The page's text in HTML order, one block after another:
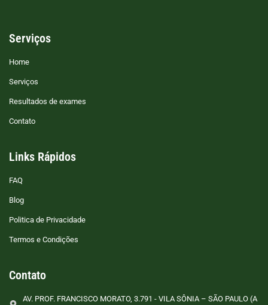
Serviços
Home
Serviços
Resultados de exames
Contato
Links Rápidos
FAQ
Blog
Politica de Privacidade
Termos e Condições
Contato
AV. PROF. FRANCISCO MORATO, 3.791 - VILA SÔNIA – SÃO PAULO (A